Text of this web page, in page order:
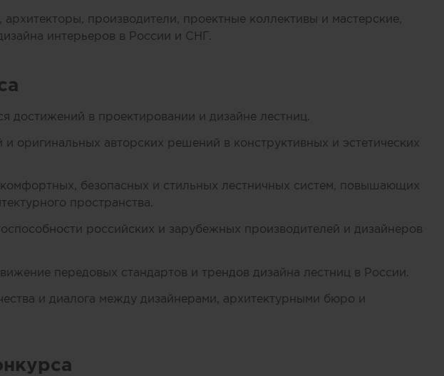
производители, проектные коллективы и мастерские,
интерьеров в России и СНГ.
достижений в проектировании и дизайне лестниц.
оригинальных авторских решений в конструктивных и эстетических
безопасных и стильных лестничных систем, повышающих
пространства.
российских и зарубежных производителей и дизайнеров
передовых стандартов и трендов дизайна лестниц в России.
и диалога между дизайнерами, архитектурными бюро и